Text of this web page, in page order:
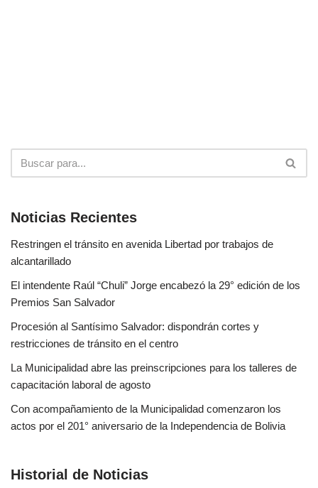
Noticias Recientes
Restringen el tránsito en avenida Libertad por trabajos de
alcantarillado
El intendente Raúl “Chuli” Jorge encabezó la 29° edición de los
Premios San Salvador
Procesión al Santísimo Salvador: dispondrán cortes y
restricciones de tránsito en el centro
La Municipalidad abre las preinscripciones para los talleres de
capacitación laboral de agosto
Con acompañamiento de la Municipalidad comenzaron los
actos por el 201° aniversario de la Independencia de Bolivia
Historial de Noticias